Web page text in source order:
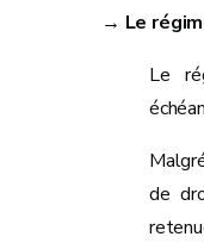
→ Le
Le
de